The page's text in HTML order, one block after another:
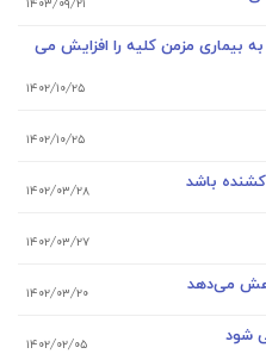
۱۴۰۳/۰۹/۲۱
بیماری مزمن کلیه را افزایش می
۱۴۰۲/۱۰/۲۵
۱۴۰۲/۱۰/۲۵
باشد ۱۴۰۲/۰۳/۲۸
۱۴۰۲/۰۳/۲۷
می‌دهد ۱۴۰۲/۰۳/۲۰
شود ۱۴۰۲/۰۲/۰۵